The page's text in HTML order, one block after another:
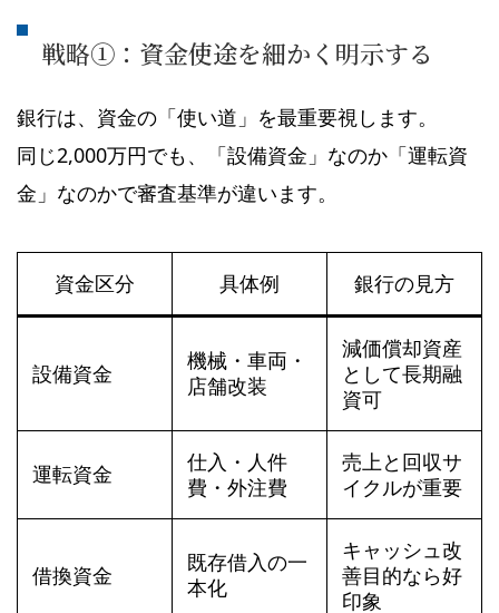
戦略①：資金使途を細かく明示する
銀行は、資金の「使い道」を最重要視します。
同じ2,000万円でも、「設備資金」なのか「運転資
金」なのかで審査基準が違います。
資金区分 具体例 銀行の見方
設備資金
機械・車両・
店舗改装
減価償却資産
として長期融
資可
運転資金
仕入・人件
費・外注費
売上と回収サ
イクルが重要
借換資金
既存借入の一
本化
キャッシュ改
善目的なら好
印象